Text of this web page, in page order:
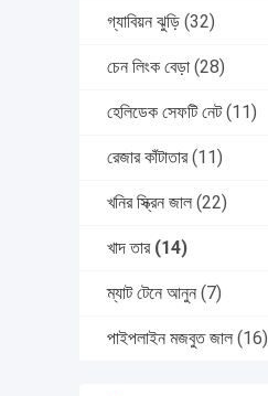
গ্যাবিয়ন ঝুড়ি (32)
চেন লিংক বেড়া (28)
হেলিডেক সেফটি নেট (11)
রেজার কাঁটাতার (11)
খনির স্ক্রিন জাল (22)
খাদ তার (14)
ম্যাট টেনে আনুন (7)
পাইপলাইন মজবুত জাল (16)